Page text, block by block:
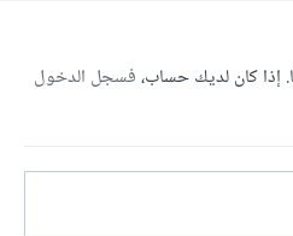
إذا كان لديك حساب،فسجل الدخول